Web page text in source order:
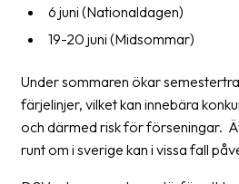
the
company
About
Fraktjakt
Media
6 juni (Nationaldagen)
19-20 juni (Midsommar)
Under sommaren ökar
färjelinjer, vilket kan innebära
och därmed risk för förseningar.
runt om i sverige kan i vissa fall